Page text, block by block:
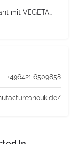
Restaurant mit VEGETARISCHEN Speisen
+496421 6509858